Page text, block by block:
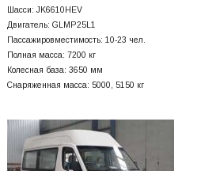
Шасси: JK6610HEV
Двигатель: GLMP25L1
Пассажировместимость: 10-23 чел.
Полная масса: 7200 кг
Колесная база: 3650 мм
Снаряженная масса: 5000, 5150 кг